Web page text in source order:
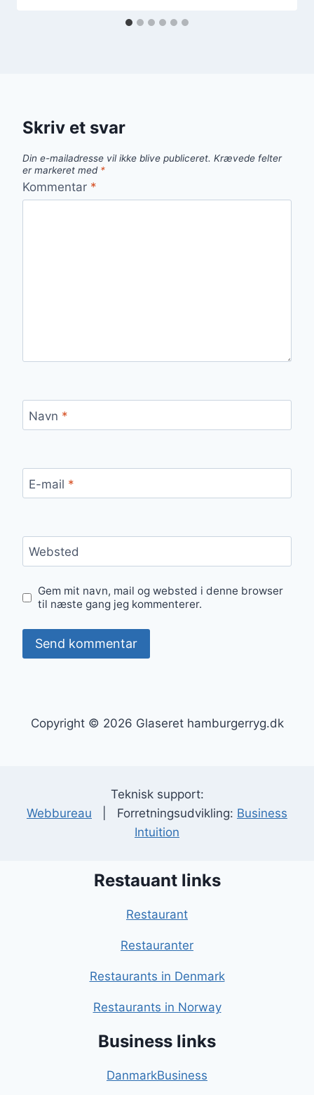
Skriv et svar
Din e-mailadresse vil ikke blive publiceret. Krævede felter
er markeret med *
Kommentar *
Navn *
E-mail *
Websted
Gem mit navn, mail og websted i denne browser
til næste gang jeg kommenterer.
Copyright © 2026 Glaseret hamburgerryg.dk
Teknisk support:
Webbureau | Forretningsudvikling: Business
Intuition
Restauant links
Restaurant
Restauranter
Restaurants in Denmark
Restaurants in Norway
Business links
DanmarkBusiness